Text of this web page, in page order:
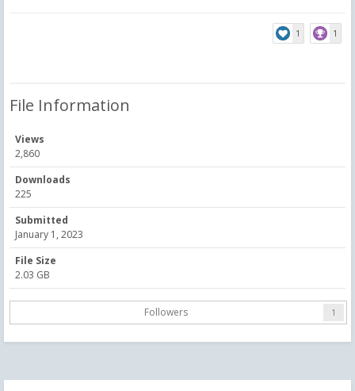
1 1
File Information
Views
2,860
Downloads
225
Submitted
January 1, 2023
File Size
2.03 GB
Followers 1